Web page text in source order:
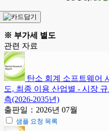
※ 부가세 별도
관련 자료
탄소 회계 소프트웨어
도, 최종 이용 산업별 - 시장
측(2026-2035년)
출판일：2026년 07월
샘플 요청 목록